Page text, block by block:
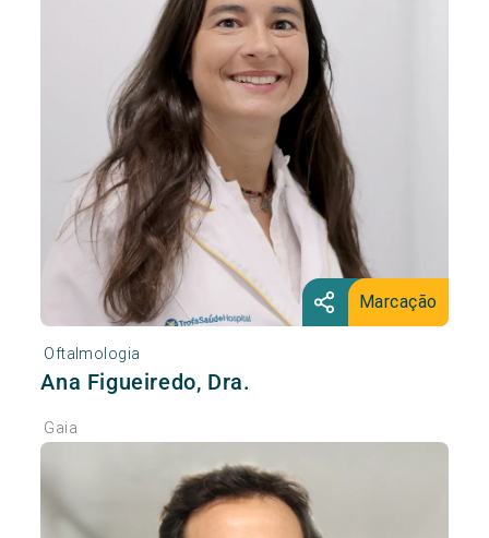
Marcação
Oftalmologia
Ana Figueiredo, Dra.
Gaia